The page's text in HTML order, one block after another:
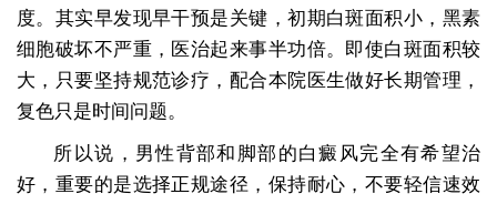
度。其实早发现早干预是关键，初期白斑面积小，黑素
细胞破坏不严重，医治起来事半功倍。即使白斑面积较
大，只要坚持规范诊疗，配合本院医生做好长期管理，
复色只是时间问题。
所以说，男性背部和脚部的白癜风完全有希望治
好，重要的是选择正规途径，保持耐心，不要轻信速效